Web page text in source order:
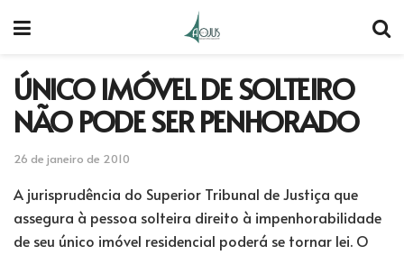
ÚNICO IMÓVEL DE SOLTEIRO
NÃO PODE SER PENHORADO
26 de janeiro de 2010
A jurisprudência do Superior Tribunal de Justiça que
assegura à pessoa solteira direito à impenhorabilidade
de seu único imóvel residencial poderá se tornar lei. O